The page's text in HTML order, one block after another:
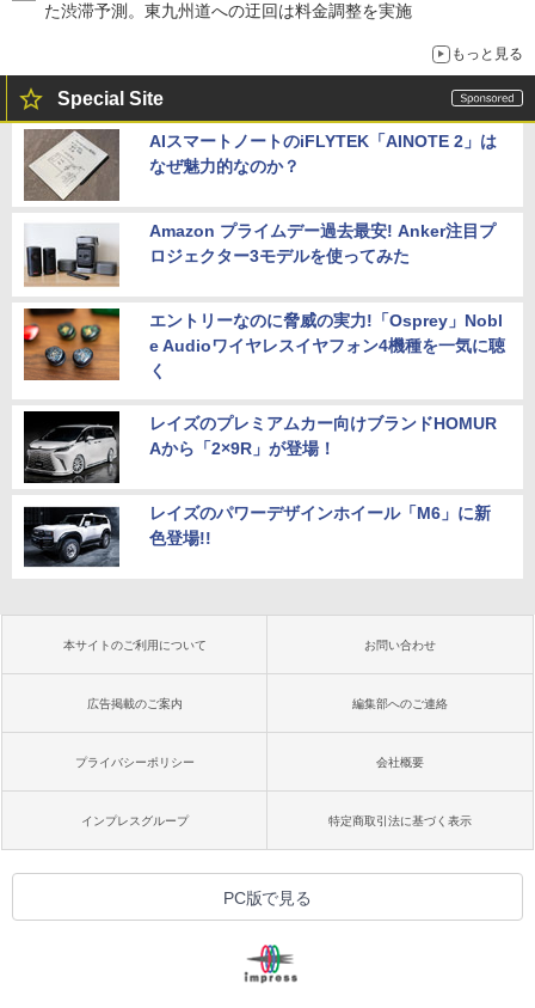
た渋滞予測。東九州道への迂回は料金調整を実施
もっと見る
Special Site
AIスマートノートのiFLYTEK「AINOTE 2」は
なぜ魅力的なのか？
Amazon プライムデー過去最安! Anker注目プ
ロジェクター3モデルを使ってみた
エントリーなのに脅威の実力!「Osprey」Nobl
e Audioワイヤレスイヤフォン4機種を一気に聴
く
レイズのプレミアムカー向けブランドHOMUR
Aから「2×9R」が登場！
レイズのパワーデザインホイール「M6」に新
色登場!!
本サイトのご利用について お問い合わせ
広告掲載のご案内 編集部へのご連絡
プライバシーポリシー 会社概要
インプレスグループ 特定商取引法に基づく表示
PC版で見る